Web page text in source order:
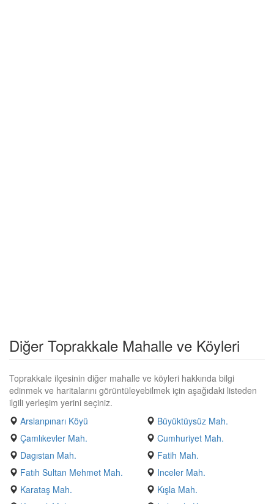
Diğer Toprakkale Mahalle ve Köyleri
Toprakkale ilçesinin diğer mahalle ve köyleri hakkında bilgi
edinmek ve haritalarını görüntüleyebilmek için aşağıdaki listeden
ilgili yerleşim yerini seçiniz.
Arslanpınarı Köyü
Büyüktüysüz Mah.
Çamlıkevler Mah.
Cumhuriyet Mah.
Dagıstan Mah.
Fatih Mah.
Fatıh Sultan Mehmet Mah.
Inceler Mah.
Karataş Mah.
Kışla Mah.